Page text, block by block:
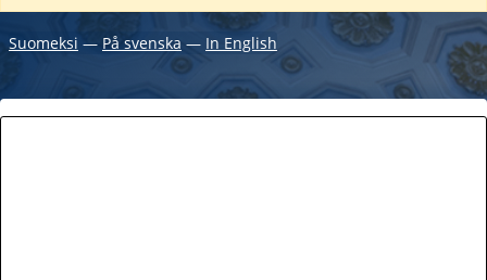
Suomeksi ― På svenska ― In English